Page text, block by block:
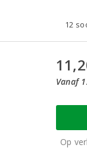
12
Vanaf
Op